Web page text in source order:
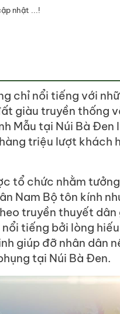
nhật ...!
chỉ nổi tiếng với
giàu truyền thống
Mẫu tại Núi Bà
triệu lượt khách
tổ chức nhằm
Nam Bộ tôn kính
truyền thuyết
nổi tiếng bởi lòng
giúp đỡ nhân dân
tại Núi Bà Đen.